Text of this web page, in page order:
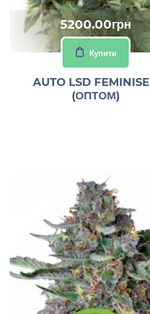
5200.00грн
Купити
AUTO LSD
(ОПТОМ)